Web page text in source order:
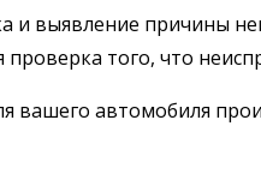
и выявление причины
того, что
вашего автомобиля